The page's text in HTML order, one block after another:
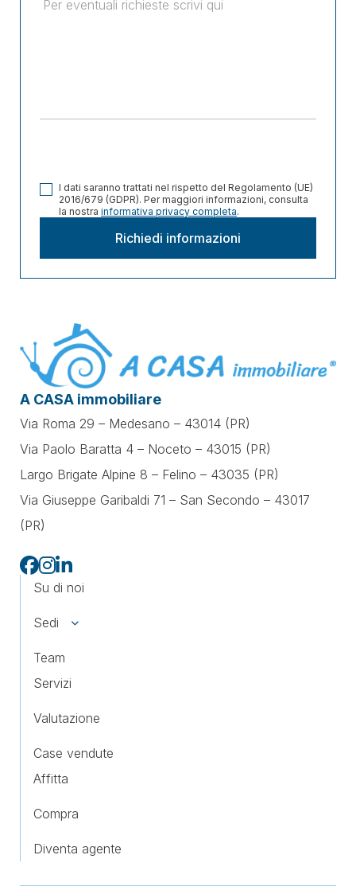
I dati saranno trattati nel rispetto del Regolamento (UE)
2016/679 (GDPR). Per maggiori informazioni, consulta
la nostra informativa privacy completa.
A CASA immobiliare
Via Roma 29 – Medesano – 43014 (PR)
Via Paolo Baratta 4 – Noceto – 43015 (PR)
Largo Brigate Alpine 8 – Felino – 43035 (PR)
Via Giuseppe Garibaldi 71 – San Secondo – 43017
(PR)
Su di noi
Sedi
Team
Servizi
Valutazione
Case vendute
Affitta
Compra
Diventa agente